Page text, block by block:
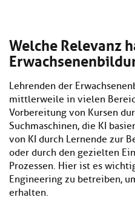
Welche Relevanz
Lehrenden der
mittlerweile in vielen
Vorbereitung von Kursen
Suchmaschinen, die KI
von KI durch Lernende zur
oder durch den gezielten
Prozessen. Hier ist es
Engineering zu betreiben,
erhalten.